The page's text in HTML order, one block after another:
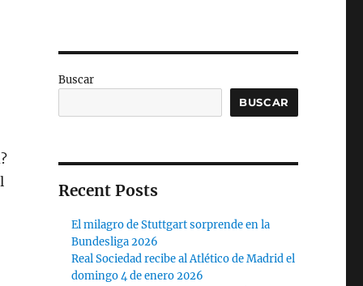
Buscar
BUSCAR
Recent Posts
El milagro de Stuttgart sorprende en la
Bundesliga 2026
Real Sociedad recibe al Atlético de Madrid el
domingo 4 de enero 2026